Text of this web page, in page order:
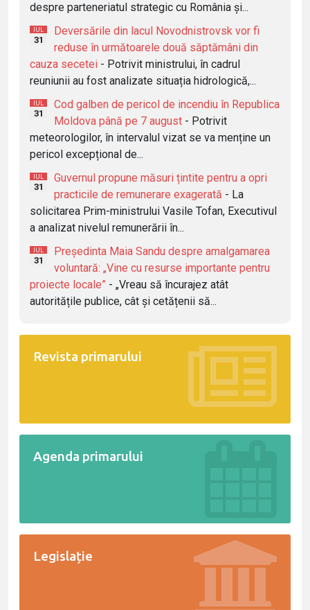
despre parteneriatul strategic cu România și...
IUL
31
Deversările din lacul Novodnistrovsk vor fi
reduse în următoarele două săptămâni din
cauza secetei - Potrivit ministrului, în cadrul
reuniunii au fost analizate situația hidrologică,...
IUL
31
Cod galben de pericol de incendiu în Republica
Moldova până pe 7 august - Potrivit
meteorologilor, în intervalul vizat se va menține un
pericol excepțional de...
IUL
31
Guvernul propune măsuri țintite pentru a opri
practicile de remunerare exagerată - La
solicitarea Prim-ministrului Vasile Tofan, Executivul
a analizat nivelul remunerării în...
IUL
31
Președinta Maia Sandu despre amalgamarea
voluntară: „Vine cu resurse importante pentru
proiecte locale” - „Vreau să încurajez atât
autoritățile publice, cât și cetățenii să...
Revista primarului
Agenda primarului
Legislație